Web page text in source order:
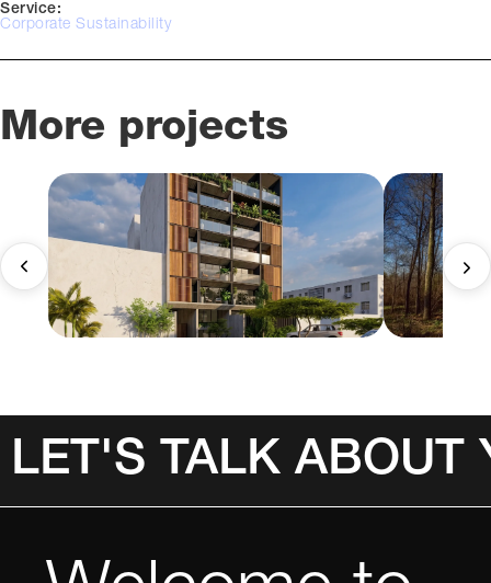
Service:
Corporate Sustainability
More projects
LET'S TALK ABOUT